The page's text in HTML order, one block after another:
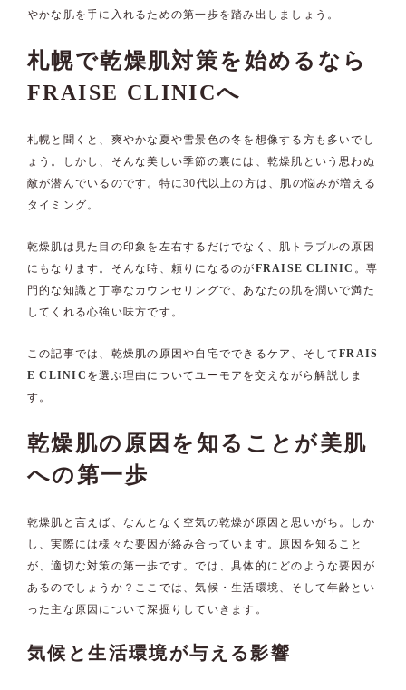
やかな肌を手に入れるための第一歩を踏み出しましょう。
札幌で乾燥肌対策を始めるなら
FRAISE CLINICへ
札幌と聞くと、爽やかな夏や雪景色の冬を想像する方も多いでし
ょう。しかし、そんな美しい季節の裏には、乾燥肌という思わぬ
敵が潜んでいるのです。特に30代以上の方は、肌の悩みが増える
タイミング。
乾燥肌は見た目の印象を左右するだけでなく、肌トラブルの原因
にもなります。そんな時、頼りになるのがFRAISE CLINIC 。専
門的な知識と丁寧なカウンセリングで、あなたの肌を潤いで満た
してくれる心強い味方です。
この記事では、乾燥肌の原因や自宅でできるケア、そしてFRAIS
E CLINIC を選ぶ理由についてユーモアを交えながら解説しま
す。
乾燥肌の原因を知ることが美肌
への第一歩
乾燥肌と言えば、なんとなく空気の乾燥が原因と思いがち。しか
し、実際には様々な要因が絡み合っています。原因を知ること
が、適切な対策の第一歩です。では、具体的にどのような要因が
あるのでしょうか？ここでは、気候・生活環境、そして年齢とい
った主な原因について深掘りしていきます。
気候と生活環境が与える影響